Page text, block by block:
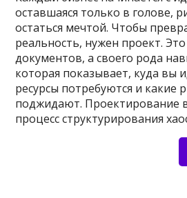
оставшаяся только в голове,
остаться мечтой. Чтобы
реальность, нужен проект.
документов, а своего рода
которая показывает, куда вы
ресурсы потребуются и какие
поджидают. Проектирование
процесс структурирования